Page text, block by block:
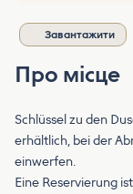
Завантажити
Про місце
Schlüssel zu den
erhältlich, bei der
einwerfen.
Eine Reservierung